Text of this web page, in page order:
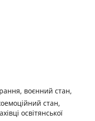
воєнний стан,
стан,
освітянської